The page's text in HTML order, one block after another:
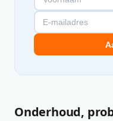
Onderhoud,